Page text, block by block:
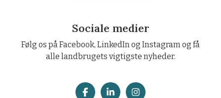
Sociale medier
Følg os på Facebook, LinkedIn og Instagram og få
alle landbrugets vigtigste nyheder.